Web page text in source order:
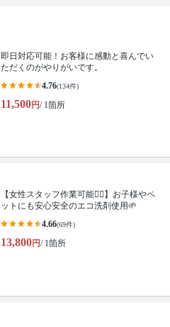
即日対応可能！お客様に感動と喜んでい
ただくのがやりがいです。
4.76(134件)
11,500円/ 1箇所
【女性スタッフ作業可能🙆‍♀️】お子様やペ
ットにも安心安全のエコ洗剤使用🌱
4.66(69件)
13,800円/ 1箇所